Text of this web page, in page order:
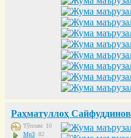
Раҳматуллоҳ Сайфуддинов
Тўплам: 10
Mp3: 82